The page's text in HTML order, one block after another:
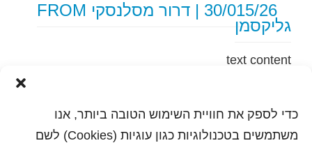
כדי לספק את חוויית השימוש הטובה ביותר, אנו
משתמשים בטכנולוגיות כגון עוגיות (Cookies) לשם
30/015/26 | דרור מסלנסקי FROM
גליקסמן
text content